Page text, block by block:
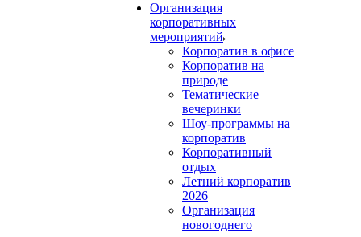
Организация
корпоративных
мероприятий
Корпоратив в офисе
Корпоратив на
природе
Тематические
вечеринки
Шоу-программы на
корпоратив
Корпоративный
отдых
Летний корпоратив
2026
Организация
новогоднего